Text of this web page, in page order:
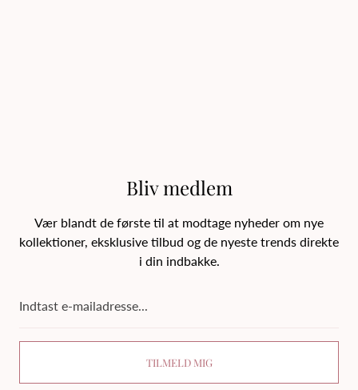
Bliv medlem
Vær blandt de første til at modtage nyheder om nye
kollektioner, eksklusive tilbud og de nyeste trends direkte
i din indbakke.
TILMELD MIG